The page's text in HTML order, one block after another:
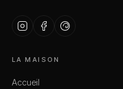
LA MAISON
Accueil